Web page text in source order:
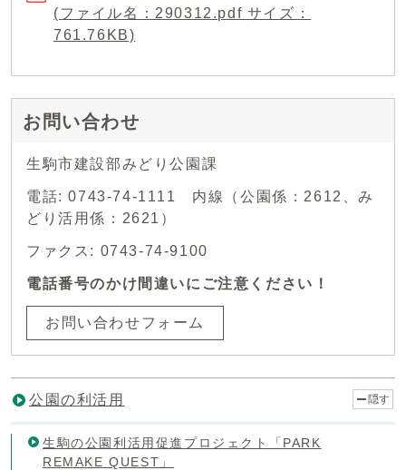
(ファイル名：290312.pdf サイズ：
761.76KB)
お問い合わせ
生駒市建設部みどり公園課
電話: 0743-74-1111 内線（公園係：2612、み
どり活用係：2621）
ファクス: 0743-74-9100
電話番号のかけ間違いにご注意ください！
お問い合わせフォーム
公園の利活用 隠す
生駒の公園利活用促進プロジェクト「PARK
REMAKE QUEST」